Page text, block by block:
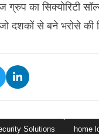
ग्रुप का सिक्योरिटी
दशकों से बने भरोसे की
Solutions home